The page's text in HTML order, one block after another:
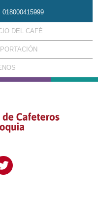
018000415999
DEL CAFÉ